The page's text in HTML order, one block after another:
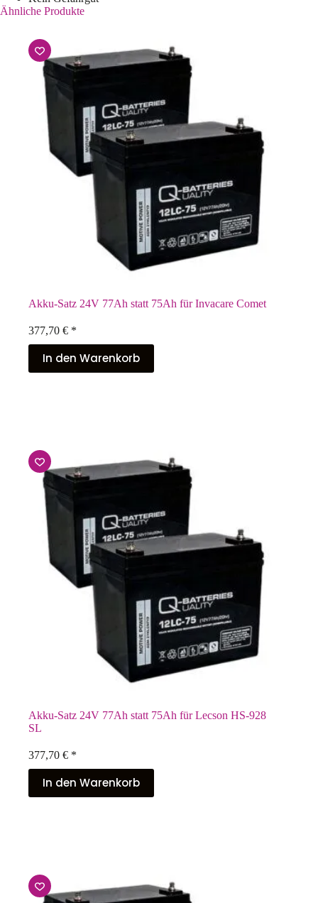
Ähnliche Produkte
Akku-Satz 24V 77Ah statt 75Ah für Invacare Comet
377,70 € *
In den Warenkorb
Akku-Satz 24V 77Ah statt 75Ah für Lecson HS-928
SL
377,70 € *
In den Warenkorb